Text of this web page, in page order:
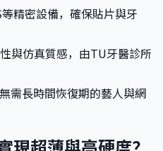
精密設備，確保貼片與牙
與仿真質感，由TU牙醫診所
需長時間恢復期的藝人與網